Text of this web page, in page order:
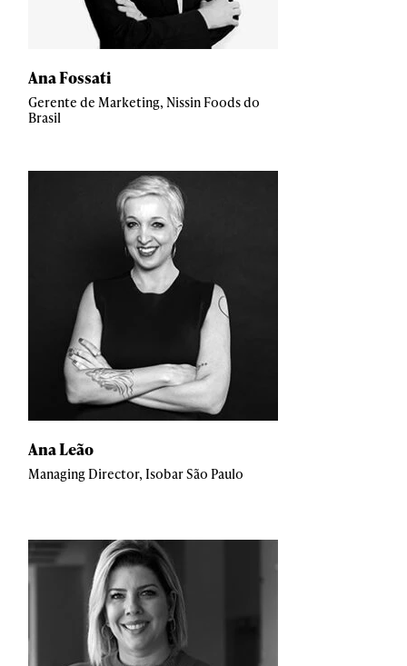
Ana Fossati
Gerente de Marketing, Nissin Foods do
Brasil
Ana Leão
Managing Director, Isobar São Paulo